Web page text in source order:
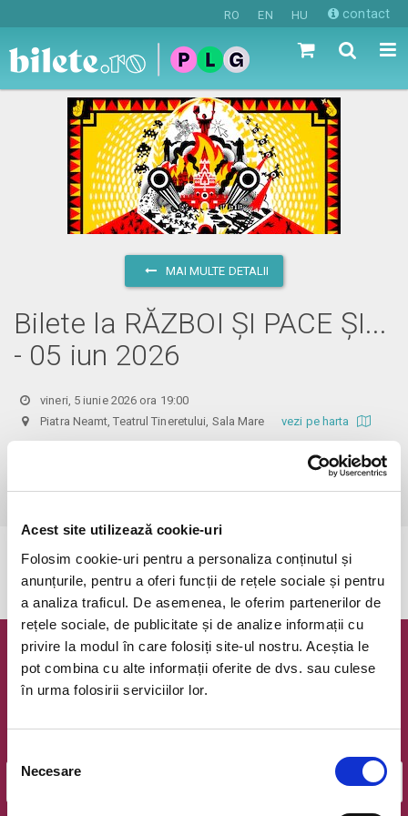
Acest site utilizează cookie-uri
Folosim cookie-uri pentru a personaliza conținutul și
anunțurile, pentru a oferi funcții de rețele sociale și pentru
a analiza traficul. De asemenea, le oferim partenerilor de
rețele sociale, de publicitate și de analize informații cu
privire la modul în care folosiți site-ul nostru. Aceștia le
pot combina cu alte informații oferite de dvs. sau culese
în urma folosirii serviciilor lor.
consimțământului
Necesare
RO EN HU contact
MAI MULTE DETALII
Bilete la RĂZBOI ȘI PACE ȘI...
- 05 iun 2026
vineri, 5 iunie 2026 ora 19:00
Piatra Neamt, Teatrul Tineretului, Sala Marevezi pe harta
Biletele cu reducere se pot achiziționa doar la Agenția teatrală, pe baza
documentelor justificative: carnet de elev/student, cupon de pensie.
Evenimentul a expirat.
Newsletter @ Bilete.ro